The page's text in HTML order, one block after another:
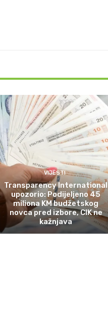
VIJESTI
Transparency International
upozorio: Podijeljeno 45
miliona KM budžetskog
novca pred izbore, CIK ne
kažnjava